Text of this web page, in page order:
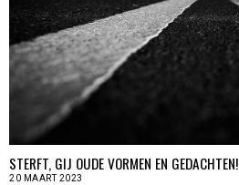
STERFT, GIJ OUDE VORMEN EN GEDACHTEN!
20 MAART 2023